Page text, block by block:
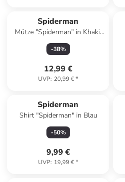
Spiderman
Mütze "Spiderman" in Khaki/
Weiß/ Anthrazit
-38%
12,99 €
UVP: 20,99 €*
Spiderman
Shirt "Spiderman" in Blau
-50%
9,99 €
UVP: 19,99 €*